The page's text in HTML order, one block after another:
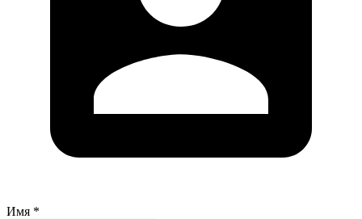
Имя *